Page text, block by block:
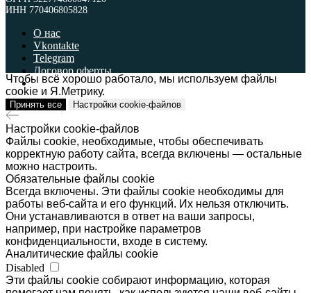
ИНН 770406805828
О нас
Vkontakte
Telegram
Договор оферты
Политика обработки персональных данных
ИП БУРДИН НИКИТА РУСТЕМОВИЧ
ОГРН 322774600047120
ИНН 770406805828
Наверх
Чтобы всё хорошо работало, мы используем файлы
cookie и Я.Метрику.
Принять все Настройки cookie-файлов
Настройки cookie-файлов
Файлы cookie, необходимые, чтобы обеспечивать
корректную работу сайта, всегда включены — остальные
можно настроить.
Обязательные файлы cookie
Всегда включены. Эти файлы cookie необходимы для
работы веб-сайта и его функций. Их нельзя отключить.
Они устанавливаются в ответ на ваши запросы,
например, при настройке параметров
конфиденциальности, входе в систему.
Аналитические файлы cookie
Disabled
Эти файлы cookie собирают информацию, которая